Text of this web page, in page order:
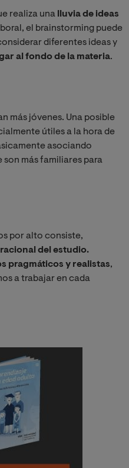
realiza una
lluvia de ideas
el brainstorming puede
diferentes ideas y
al fondo de la materia.
más jóvenes. Una posible
útiles a la hora de
asociando
más familiares para
por alto consiste,
del estudio.
pragmáticos y realistas,
a trabajar en cada